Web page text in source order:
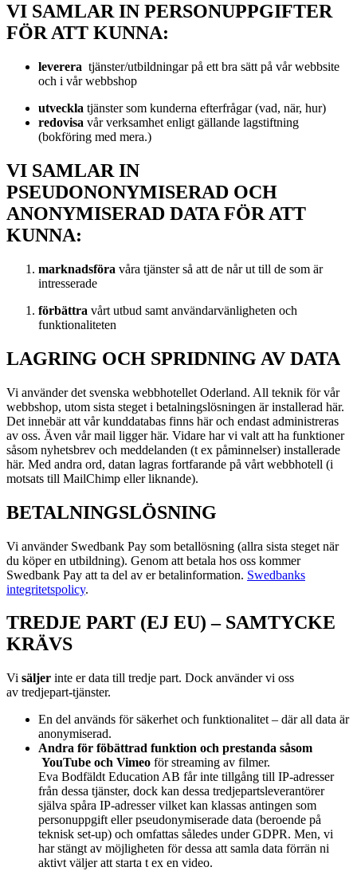
VI SAMLAR IN PERSONUPPGIFTER
FÖR ATT KUNNA:
leverera tjänster/utbildningar på ett bra sätt på vår webbsite
och i vår webbshop
utveckla tjänster som kunderna efterfrågar (vad, när, hur)
redovisa vår verksamhet enligt gällande lagstiftning
(bokföring med mera.)
VI SAMLAR IN
PSEUDONONYMISERAD OCH
ANONYMISERAD DATA FÖR ATT
KUNNA:
marknadsföra våra tjänster så att de når ut till de som är
intresserade
förbättra vårt utbud samt användarvänligheten och
funktionaliteten
LAGRING OCH SPRIDNING AV DATA
Vi använder det svenska webbhotellet Oderland. All teknik för vår
webbshop, utom sista steget i betalningslösningen är installerad här.
Det innebär att vår kunddatabas finns här och endast administreras
av oss. Även vår mail ligger här. Vidare har vi valt att ha funktioner
såsom nyhetsbrev och meddelanden (t ex påminnelser) installerade
här. Med andra ord, datan lagras fortfarande på vårt webbhotell (i
motsats till MailChimp eller liknande).
BETALNINGSLÖSNING
Vi använder Swedbank Pay som betallösning (allra sista steget när
du köper en utbildning). Genom att betala hos oss kommer
Swedbank Pay att ta del av er betalinformation. Swedbanks
integritetspolicy.
TREDJE PART (EJ EU) – SAMTYCKE
KRÄVS
Vi säljer inte er data till tredje part. Dock använder vi oss
av tredjepart-tjänster.
En del används för säkerhet och funktionalitet – där all data är
anonymiserad.
Andra för föbättrad funktion och prestanda såsom
YouTube och Vimeo för streaming av filmer.
Eva Bodfäldt Education AB får inte tillgång till IP-adresser
från dessa tjänster, dock kan dessa tredjepartsleverantörer
själva spåra IP-adresser vilket kan klassas antingen som
personuppgift eller pseudonymiserade data (beroende på
teknisk set-up) och omfattas således under GDPR. Men, vi
har stängt av möjligheten för dessa att samla data förrän ni
aktivt väljer att starta t ex en video.